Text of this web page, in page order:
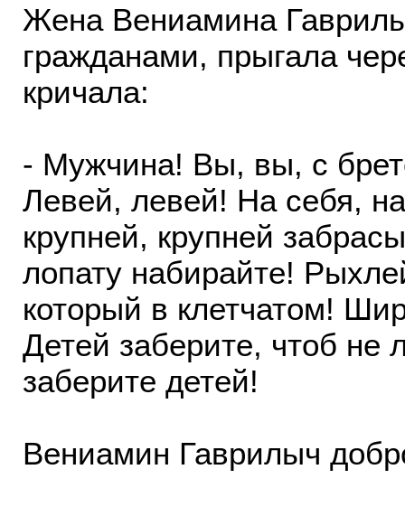
Жена Вениамина
гражданами, прыгала
кричала:
- Мужчина! Вы, вы, с
Левей, левей! На себя,
крупней, крупней
лопату набирайте!
который в клетчатом!
Детей заберите, чтоб не
заберите детей!
Вениамин Гаврилыч